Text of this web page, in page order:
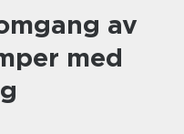
av
med